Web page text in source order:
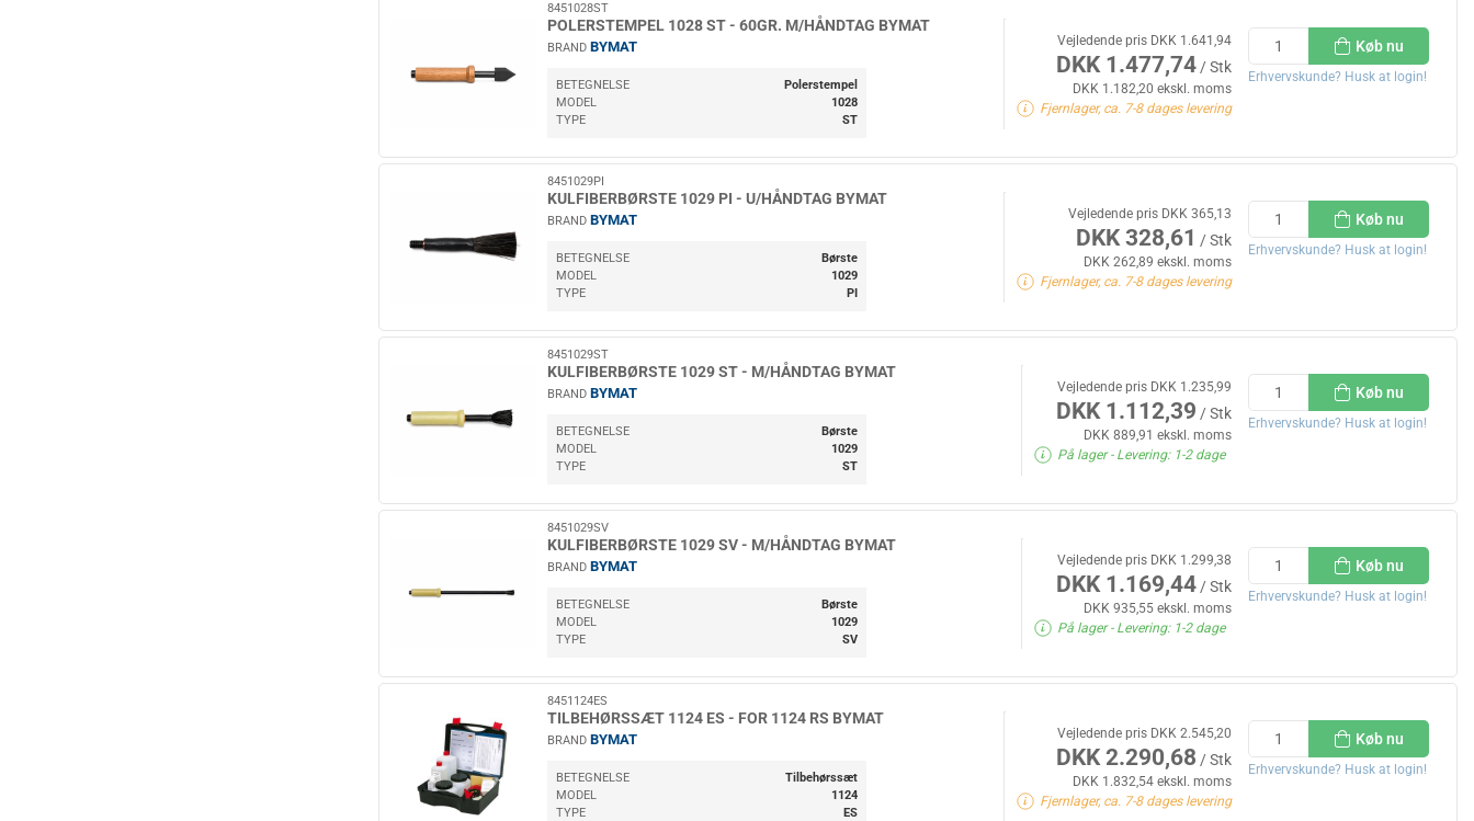
8451028ST
POLERSTEMPEL 1028 ST - 60GR. M/HÅNDTAG BYMAT
BRAND BYMAT
BETEGNELSE
Polerstempel
MODEL
1028
TYPE
ST
Vejledende pris DKK 1.641,94
DKK 1.477,74 / Stk
DKK 1.182,20 ekskl. moms
Fjernlager, ca. 7-8 dages levering
Køb nu
Erhvervskunde? Husk at login!
8451029PI
KULFIBERBØRSTE 1029 PI - U/HÅNDTAG BYMAT
BRAND BYMAT
BETEGNELSE
Børste
MODEL
1029
TYPE
PI
Vejledende pris DKK 365,13
DKK 328,61 / Stk
DKK 262,89 ekskl. moms
Fjernlager, ca. 7-8 dages levering
Køb nu
Erhvervskunde? Husk at login!
8451029ST
KULFIBERBØRSTE 1029 ST - M/HÅNDTAG BYMAT
BRAND BYMAT
BETEGNELSE
Børste
MODEL
1029
TYPE
ST
Vejledende pris DKK 1.235,99
DKK 1.112,39 / Stk
DKK 889,91 ekskl. moms
På lager- Levering: 1-2 dage
Køb nu
Erhvervskunde? Husk at login!
8451029SV
KULFIBERBØRSTE 1029 SV - M/HÅNDTAG BYMAT
BRAND BYMAT
BETEGNELSE
Børste
MODEL
1029
TYPE
SV
Vejledende pris DKK 1.299,38
DKK 1.169,44 / Stk
DKK 935,55 ekskl. moms
På lager- Levering: 1-2 dage
Køb nu
Erhvervskunde? Husk at login!
8451124ES
TILBEHØRSSÆT 1124 ES - FOR 1124 RS BYMAT
BRAND BYMAT
BETEGNELSE
Tilbehørssæt
MODEL
1124
TYPE
ES
Vejledende pris DKK 2.545,20
DKK 2.290,68 / Stk
DKK 1.832,54 ekskl. moms
Fjernlager, ca. 7-8 dages levering
Køb nu
Erhvervskunde? Husk at login!